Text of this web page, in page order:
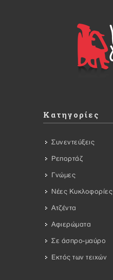
Κατηγορίες
Συνεντεύξεις
Ρεπορτάζ
Γνώμες
Νέες Κυκλοφορίες
Ατζέντα
Αφιερώματα
Σε άσπρο-μαύρο
Εκτός των τειχών